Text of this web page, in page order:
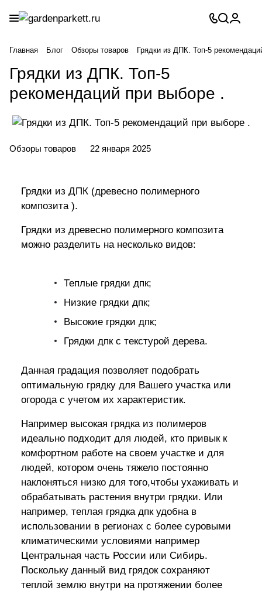
Главная Блог Обзоры товаров Грядки из ДПК. Топ-5
Грядки из ДПК. Топ-5
рекомендаций при выборе .
Обзоры товаров 22 января 2025
Грядки из ДПК (древесно полимерного
композита ).
Грядки из древесно полимерного композита
можно разделить на несколько видов:
Теплые грядки дпк;
Низкие грядки дпк;
Высокие грядки дпк;
Грядки дпк с текстурой дерева.
Данная градация позволяет подобрать
оптимальную грядку для Вашего участка или
огорода с учетом их характеристик.
Например высокая грядка из полимеров
идеально подходит для людей, кто привык к
комфортном работе на своем участке и для
людей, котором очень тяжело постоянно
наклоняться низко для того,чтобы ухаживать и
обрабатывать растения внутри грядки. Или
например, теплая грядка дпк удобна в
использовании в регионах с более суровыми
климатическими условиями например
Центральная часть России или Сибирь.
Поскольку данный вид грядок сохраняют
теплой землю внутри на протяжении более